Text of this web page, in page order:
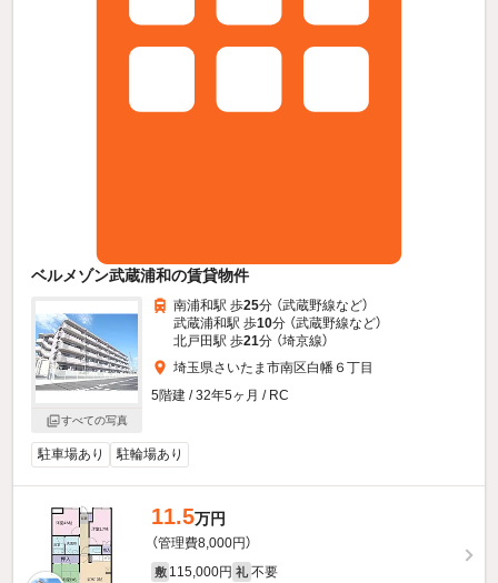
ベルメゾン武蔵浦和の賃貸物件
すべての写真
南浦和駅 歩25分 （武蔵野線など）
武蔵浦和駅 歩10分 （武蔵野線など）
北戸田駅 歩21分 （埼京線）
埼玉県さいたま市南区白幡６丁目
5階建 / 32年5ヶ月 / RC
駐車場あり 駐輪場あり
11.5万円
（管理費8,000円）
敷 115,000円 礼 不要